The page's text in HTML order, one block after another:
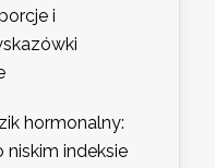
i
hormonalny:
niskim indeksie